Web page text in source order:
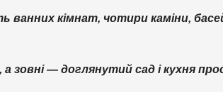
ванних кімнат, чотири каміни,
зовні — доглянутий сад і кухня